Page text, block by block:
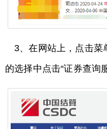
3、在网站上，点击菜
的选择中点击“证券查询服